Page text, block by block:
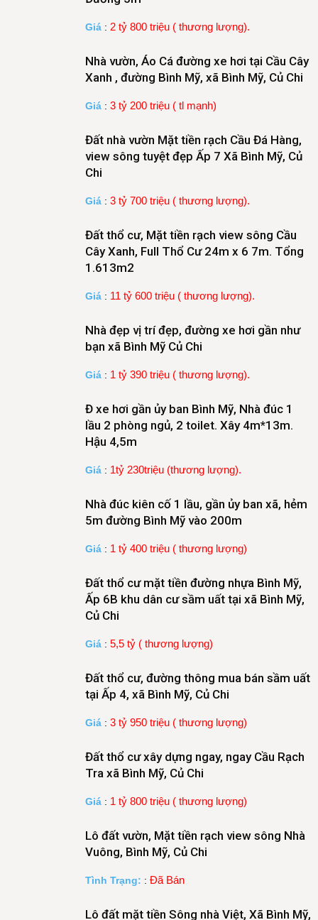
Giá : 2 tỷ 800 triệu ( thương lượng).
Nhà vườn, Áo Cá đường xe hơi tại Cầu Cây
Xanh , đường Bình Mỹ, xã Bình Mỹ, Củ Chi
Giá : 3 tỷ 200 triệu ( tl mạnh)
Đất nhà vườn Mặt tiền rạch Cầu Đá Hàng,
view sông tuyệt đẹp Ấp 7 Xã Bình Mỹ, Củ
Chi
Giá : 3 tỷ 700 triệu ( thương lượng).
Đất thổ cư, Mặt tiền rạch view sông Cầu
Cây Xanh, Full Thổ Cư 24m x 6 7m. Tổng
1.613m2
Giá : 11 tỷ 600 triệu ( thương lượng).
Nhà đẹp vị trí đẹp, đường xe hơi gần như
bạn xã Bình Mỹ Củ Chi
Giá : 1 tỷ 390 triệu ( thương lượng).
Đ xe hơi gần ủy ban Bình Mỹ, Nhà đúc 1
lầu 2 phòng ngủ, 2 toilet. Xây 4m*13m.
Hậu 4,5m
Giá : 1tỷ 230triệu (thương lượng).
Nhà đúc kiên cố 1 lầu, gần ủy ban xã, hẻm
5m đường Bình Mỹ vào 200m
Giá : 1 tỷ 400 triệu ( thương lượng)
Đất thổ cư mặt tiền đường nhựa Bình Mỹ,
Ấp 6B khu dân cư sầm uất tại xã Bình Mỹ,
Củ Chi
Giá : 5,5 tỷ ( thương lượng)
Đất thổ cư, đường thông mua bán sầm uất
tại Ấp 4, xã Bình Mỹ, Củ Chi
Giá : 3 tỷ 950 triệu ( thương lượng)
Đất thổ cư xây dựng ngay, ngay Cầu Rạch
Tra xã Bình Mỹ, Củ Chi
Giá : 1 tỷ 800 triệu ( thương lượng)
Lô đất vườn, Mặt tiền rạch view sông Nhà
Vuông, Bình Mỹ, Củ Chi
Tình Trạng: : Đã Bán
Lô đất mặt tiền Sông nhà Việt, Xã Bình Mỹ,